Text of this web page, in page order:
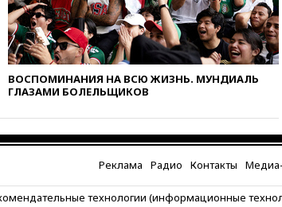
аэропорту Геленджика
вчера, 16:50В Братиславе
загорелся крупнейший НПЗ
вчера, 16:45
Алексею Журавлеву
вчера, 16:35Мельникова и
еще шесть гимнастов сборной
ЧЕ
ВОСПОМИНАНИЯ НА ВСЮ ЖИЗНЬ. МУНДИАЛЬ
ГЛАЗАМИ БОЛЕЛЬЩИКОВ
Реклама Радио Контакты
технологии (информационные